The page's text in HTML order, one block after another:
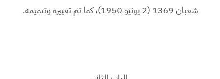
شعبان 1369 (2 يونيو 1950)، كما تم تغييره وتتميمه.